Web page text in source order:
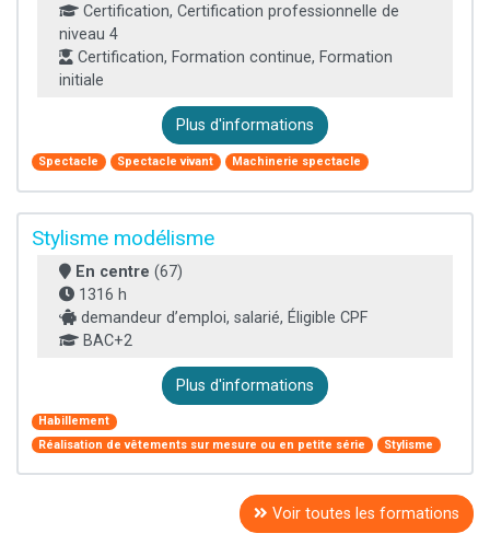
Certification, Certification professionnelle de
niveau 4
Certification, Formation continue, Formation
initiale
Plus d'informations
Spectacle Spectacle vivant Machinerie spectacle
Stylisme modélisme
En centre (67)
1316 h
demandeur d’emploi, salarié, Éligible CPF
BAC+2
Plus d'informations
Habillement
Réalisation de vêtements sur mesure ou en petite série
Stylisme
Voir toutes les formations